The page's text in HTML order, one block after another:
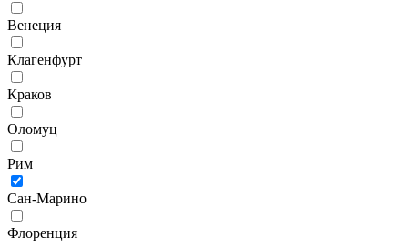
Венеция
Клагенфурт
Краков
Оломуц
Рим
Сан-Марино
Флоренция